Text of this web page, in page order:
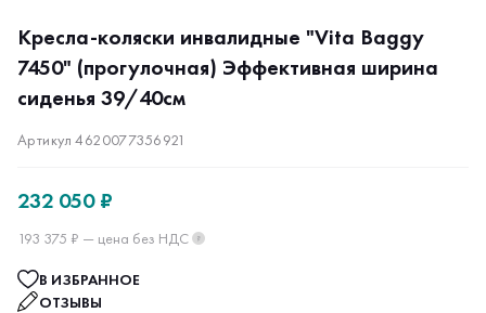
Кресла-коляски инвалидные "Vita Baggy
7450" (прогулочная) Эффективная ширина
сиденья 39/40см
Артикул 4620077356921
232 050 ₽
193 375 ₽ — цена без НДС ?
В ИЗБРАННОЕ
ОТЗЫВЫ